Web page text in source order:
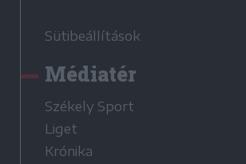
Sütibeállítások
Médiatér
Székely Sport
Liget
Krónika